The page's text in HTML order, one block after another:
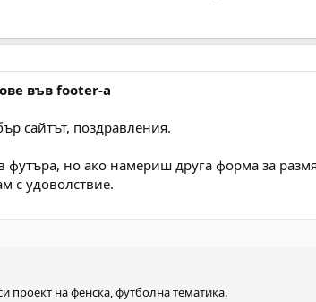
във footer-а
сайтът, поздравления.
но ако намериш друга форма за
с удоволствие.
проект на фенска, футболна тематика.